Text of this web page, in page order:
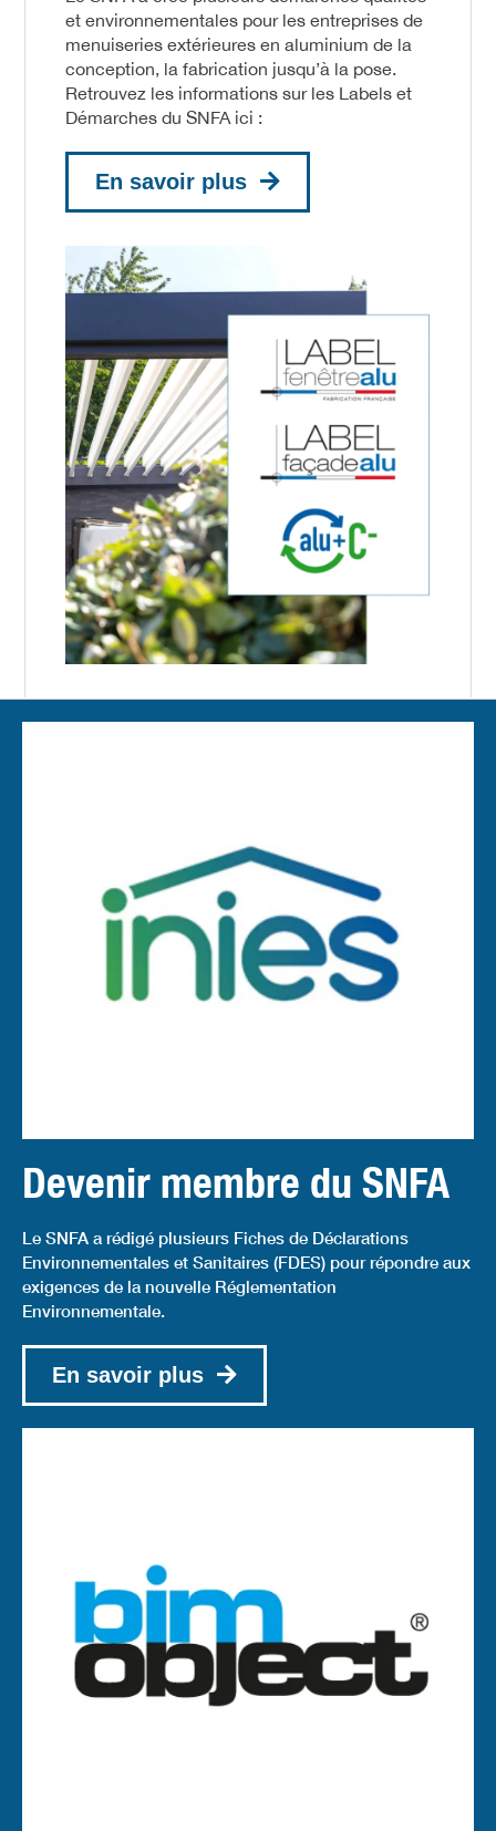
et environnementales pour les entreprises de
menuiseries extérieures en aluminium de la
conception, la fabrication jusqu’à la pose.
Retrouvez les informations sur les Labels et
Démarches du SNFA ici :
En savoir plus
Devenir membre du SNFA
Le SNFA a rédigé plusieurs Fiches de Déclarations
Environnementales et Sanitaires (FDES) pour répondre aux
exigences de la nouvelle Réglementation
Environnementale.
En savoir plus